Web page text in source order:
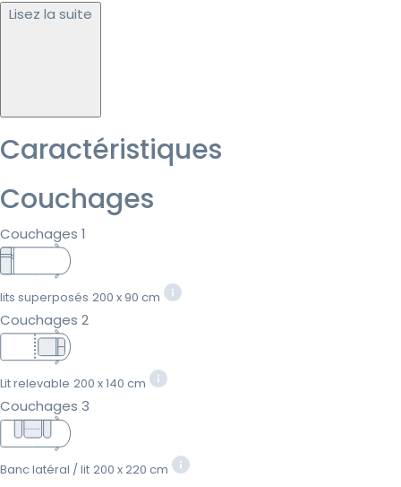
Lisez la suite
Caractéristiques
Couchages
Couchages 1
lits superposés 200 x 90 cm
Couchages 2
Lit relevable 200 x 140 cm
Couchages 3
Banc latéral / lit 200 x 220 cm